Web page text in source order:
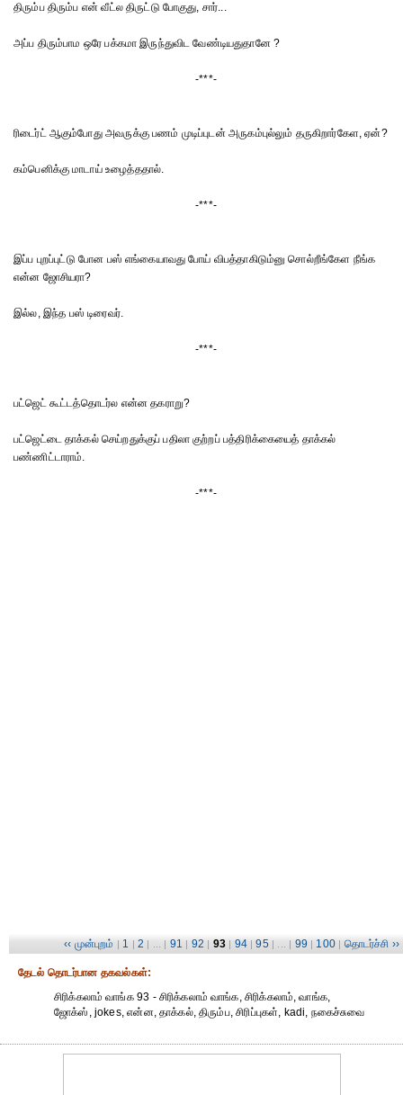
திரும்ப திரும்ப என் வீட்ல திருட்டு போகுது, சார்...
அப்ப திரும்பாம ஒரே பக்கமா இருந்துவிட வேண்டியதுதானே ?
-***-
ரிடைர்ட் ஆகும்போது அவருக்கு பணம் முடிப்புடன் அருகம்புல்லும் தருகிறார்கேள, ஏன்?
கம்பெனிக்கு மாடாய் உழைத்ததால்.
-***-
இப்ப புறப்புட்டு போன பஸ் எங்கையாவது போய் விபத்தாகிடும்னு சொல்றீங்கேள நீங்க
என்ன ஜோசியரா?
இல்ல, இந்த பஸ் டிரைவர்.
-***-
பட்ஜெட் கூட்டத்தொடர்ல என்ன தகராறு?
பட்ஜெட்டை தாக்கல் செய்றதுக்குப் பதிலா குற்றப் பத்திரிக்கையைத் தாக்கல்
பண்ணிட்டாராம்.
-***-
‹‹ முன்புறம் | 1 | 2 | ... | 91 | 92 | 93 | 94 | 95 | ... | 99 | 100 | தொடர்ச்சி ››
தேட‌ல் தொட‌ர்பான தகவ‌ல்க‌ள்:
சிரிக்கலாம் வாங்க 93 - சிரிக்கலாம் வாங்க, சிரிக்கலாம், வாங்க,
ஜோக்ஸ், jokes, என்ன, தாக்கல், திரும்ப, சிரிப்புகள், kadi, நகைச்சுவை